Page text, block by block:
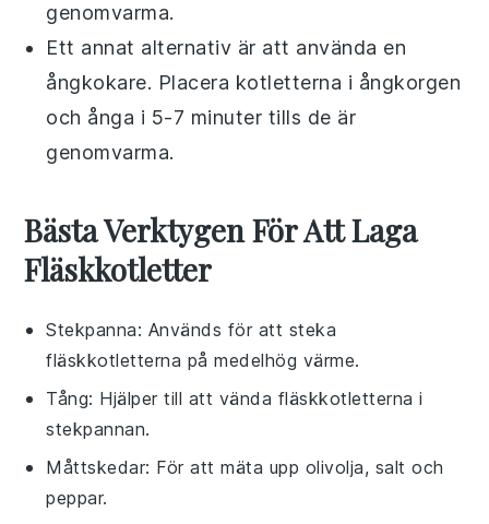
genomvarma.
Ett annat alternativ är att använda en
ångkokare. Placera kotletterna i ångkorgen
och ånga i 5-7 minuter tills de är
genomvarma.
Bästa Verktygen För Att Laga
Fläskkotletter
Stekpanna: Används för att steka
fläskkotletterna på medelhög värme.
Tång: Hjälper till att vända fläskkotletterna i
stekpannan.
Måttskedar: För att mäta upp olivolja, salt och
peppar.